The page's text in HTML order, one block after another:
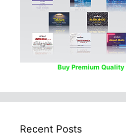
Buy Premium
Recent Posts